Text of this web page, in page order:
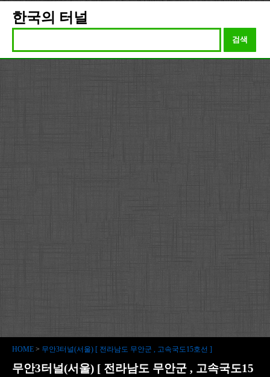
한국의 터널
검색
HOME > 무안3터널(서울) [ 전라남도 무안군 , 고속국도15호선 ]
무안3터널(서울) [ 전라남도 무안군 , 고속국도15